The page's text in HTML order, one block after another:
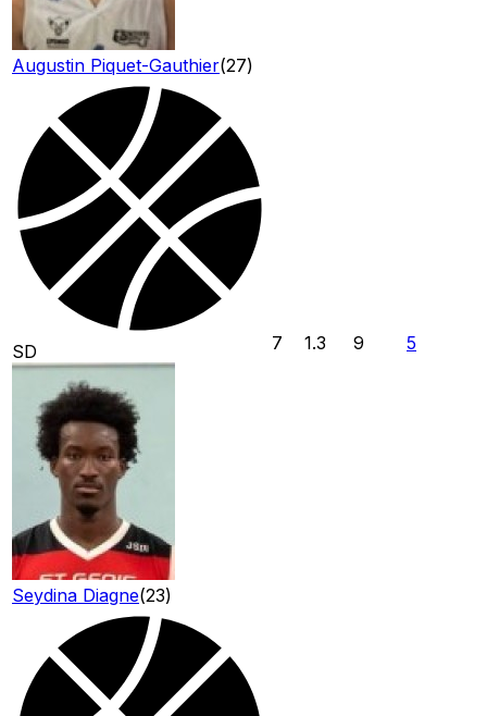
Augustin Piquet-Gauthier(27)
SD
Seydina Diagne(23)
7 1.3 9 5